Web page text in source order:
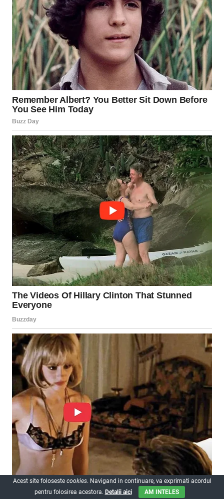
Acest site foloseste cookies. Navigand in continuare, va exprimati acordul
pentru folosirea acestora. Detalii aici AM INTELES